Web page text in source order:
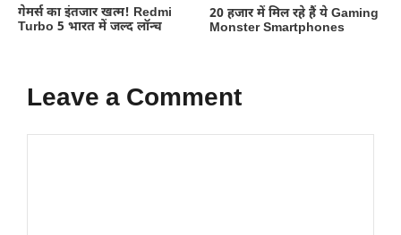
गेमर्स का इंतजार खत्म! Redmi
Turbo 5 भारत में जल्द लॉन्च
20 हजार में मिल रहे हैं ये Gaming
Monster Smartphones
Leave a Comment